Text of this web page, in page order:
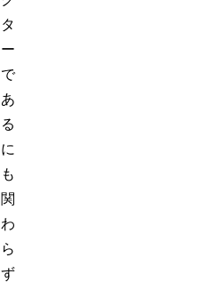
タ
ー
で
あ
る
に
も
関
わ
ら
ず